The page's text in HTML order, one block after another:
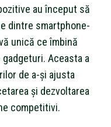
au început să
dintre smartphone-
unică ce îmbină
Aceasta a
de a-și ajusta
și dezvoltarea
competitivi.